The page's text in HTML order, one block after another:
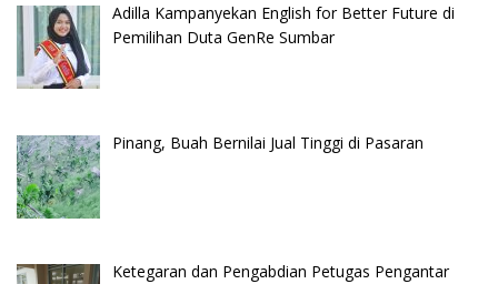
Adilla Kampanyekan English for Better Future di
Pemilihan Duta GenRe Sumbar
Pinang, Buah Bernilai Jual Tinggi di Pasaran
Ketegaran dan Pengabdian Petugas Pengantar